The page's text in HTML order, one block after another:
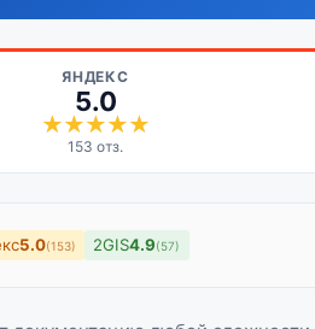
ЯНДЕКС
5.0
153 отз.
5.0(153) 2GIS4.9(57)